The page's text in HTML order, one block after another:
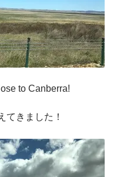
to Canberra!
てきました！